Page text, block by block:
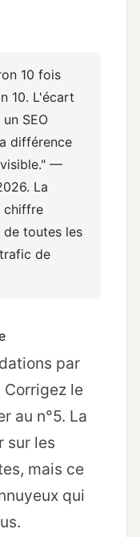
10 fois
10. L'écart
SEO
différence
—
. La
chiffre
de toutes les
de
par
le
au n°5. La
sur les
mais ce
qui